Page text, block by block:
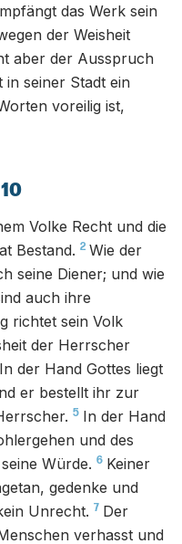
das Werk sein
der Weisheit
aber der Ausspruch
in seiner Stadt ein
voreilig ist,
Volke Recht und die
Bestand. 2 Wie der
seine Diener; und wie
auch ihre
richtet sein Volk
der Herrscher
In der Hand Gottes liegt
er bestellt ihr zur
5 In der Hand
und des
Würde. 6 Keiner
gedenke und
Unrecht. 7 Der
verhasst und